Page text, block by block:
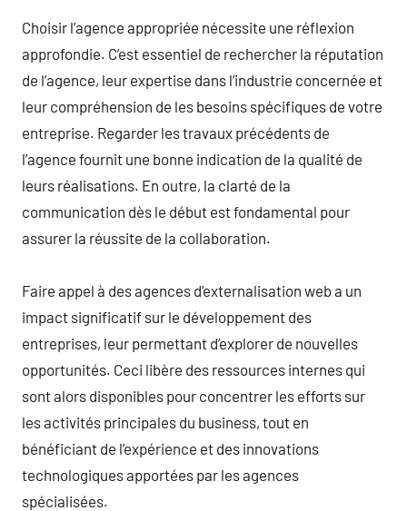
Choisir l’agence appropriée nécessite une réflexion
approfondie. C’est essentiel de rechercher la réputation
de l’agence, leur expertise dans l’industrie concernée et
leur compréhension de les besoins spécifiques de votre
entreprise. Regarder les travaux précédents de
l’agence fournit une bonne indication de la qualité de
leurs réalisations. En outre, la clarté de la
communication dès le début est fondamental pour
assurer la réussite de la collaboration.
Faire appel à des agences d’externalisation web a un
impact significatif sur le développement des
entreprises, leur permettant d’explorer de nouvelles
opportunités. Ceci libère des ressources internes qui
sont alors disponibles pour concentrer les efforts sur
les activités principales du business, tout en
bénéficiant de l’expérience et des innovations
technologiques apportées par les agences
spécialisées.